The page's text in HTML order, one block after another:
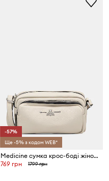
-57%
Ще -5% з кодом WEB*
Medicine сумка крос-боді жіноча
769 грн
1799 грн